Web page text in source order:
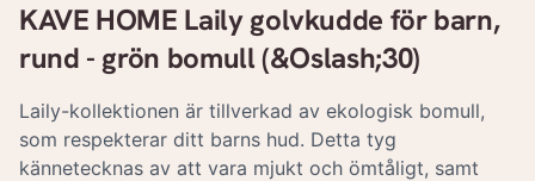
KAVE HOME Laily golvkudde för barn,
rund - grön bomull (&Oslash;30)
Laily-kollektionen är tillverkad av ekologisk bomull,
som respekterar ditt barns hud. Detta tyg
kännetecknas av att vara mjukt och ömtåligt, samt